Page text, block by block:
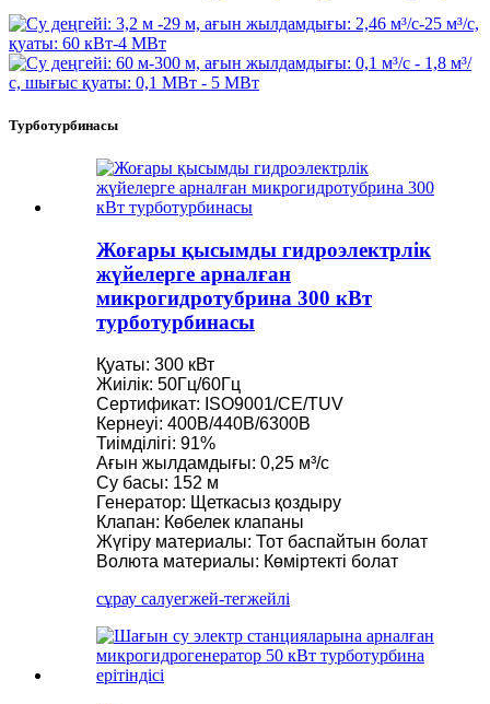
Турботурбинасы
Жоғары қысымды гидроэлектрлік
жүйелерге арналған
микрогидротубрина 300 кВт
турботурбинасы
Қуаты: 300 кВт
Жиілік: 50Гц/60Гц
Сертификат: ISO9001/CE/TUV
Кернеуі: 400В/440В/6300В
Тиімділігі: 91%
Ағын жылдамдығы: 0,25 м³/с
Су басы: 152 м
Генератор: Щеткасыз қоздыру
Клапан: Көбелек клапаны
Жүгіру материалы: Тот баспайтын болат
Волюта материалы: Көміртекті болат
сұрау салуегжей-тегжейлі